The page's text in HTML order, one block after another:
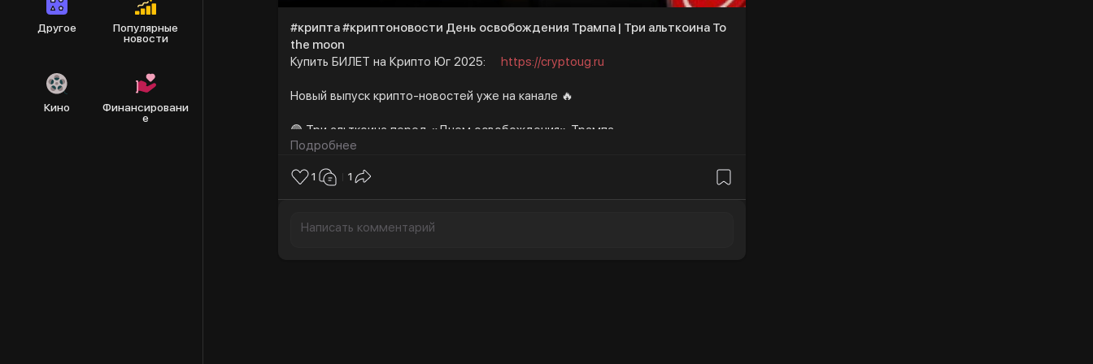
Другое
Популярные
новости
Кино
Финансировани
е
#крипта #криптоновости День освобождения Трампа | Три альткоина To
the moon
Купить БИЛЕТ на Крипто Юг 2025:
https://cryptoug.ru
Новый выпуск крипто-новостей уже на канале 🔥
🟣 Три альткоина перед «Днем освобождения» Трампа
$10 млн
Подробнее
1 1